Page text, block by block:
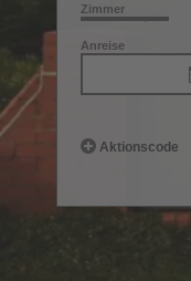
Zimmer
Anreise
Aktionscode